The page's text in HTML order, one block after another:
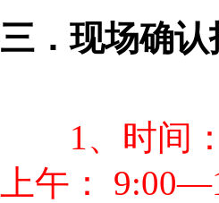
三．现场确
1、时间：
上午：